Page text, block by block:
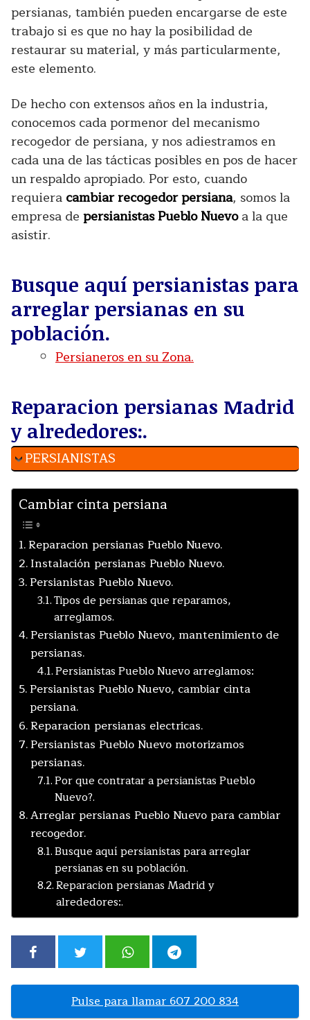
persianas, también pueden encargarse de este
trabajo si es que no hay la posibilidad de
restaurar su material, y más particularmente,
este elemento.
De hecho con extensos años en la industria,
conocemos cada pormenor del mecanismo
recogedor de persiana, y nos adiestramos en
cada una de las tácticas posibles en pos de hacer
un respaldo apropiado. Por esto, cuando
requiera cambiar recogedor persiana, somos la
empresa de persianistas Pueblo Nuevoa la que
asistir.
Busque aquí persianistas para
arreglar persianas en su
población.
Persianeros en su Zona.
Reparacion persianas Madrid
y alrededores:.
PERSIANISTAS
Cambiar cinta persiana
Reparacion persianas Pueblo Nuevo.
Instalación persianas Pueblo Nuevo.
Persianistas Pueblo Nuevo.
Tipos de persianas que reparamos,
arreglamos.
Persianistas Pueblo Nuevo, mantenimiento de
persianas.
Persianistas Pueblo Nuevo arreglamos:
Persianistas Pueblo Nuevo, cambiar cinta
persiana.
Reparacion persianas electricas.
Persianistas Pueblo Nuevo motorizamos
persianas.
Por que contratar a persianistas Pueblo
Nuevo?.
Arreglar persianas Pueblo Nuevo para cambiar
recogedor.
Busque aquí persianistas para arreglar
persianas en su población.
Reparacion persianas Madrid y
alrededores:.
Pulse para llamar 607 200 834